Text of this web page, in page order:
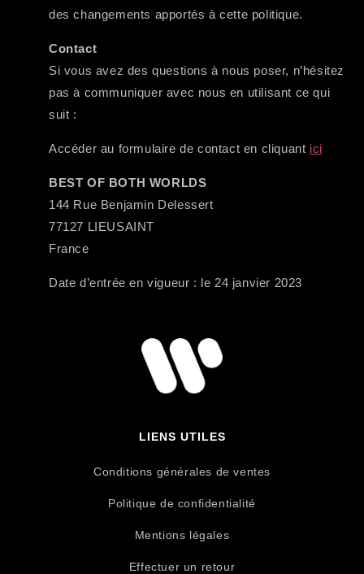
des changements apportés à cette politique.
Contact
Si vous avez des questions à nous poser, n’hésitez
pas à communiquer avec nous en utilisant ce qui
suit :
Accéder au formulaire de contact en cliquant ici
BEST OF BOTH WORLDS
144 Rue Benjamin Delessert
77127 LIEUSAINT
France
Date d’entrée en vigueur : le 24 janvier 2023
LIENS UTILES
Conditions générales de ventes
Politique de confidentialité
Mentions légales
Effectuer un retour